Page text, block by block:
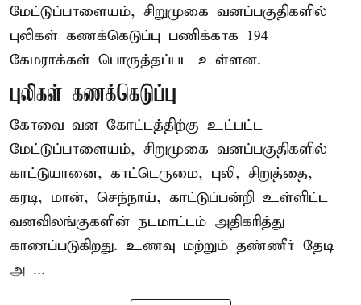
மேட்டுப்பாளையம், சிறுமுகை வனப்பகுதிகளில்
புலிகள் கணக்கெடுப்பு பணிக்காக 194
கேமராக்கள் பொருத்தப்பட உள்ளன.
புலிகள் கணக்கெடுப்பு
கோவை வன கோட்டத்திற்கு உட்பட்ட
மேட்டுப்பாளையம், சிறுமுகை வனப்பகுதிகளில்
காட்டுயானை, காட்டெருமை, புலி, சிறுத்தை,
கரடி, மான், செந்நாய், காட்டுப்பன்றி உள்ளிட்ட
வனவிலங்குகளின் நடமாட்டம் அதிகரித்து
காணப்படுகிறது. உணவு மற்றும் தண்ணீர் தேடி
அ ...